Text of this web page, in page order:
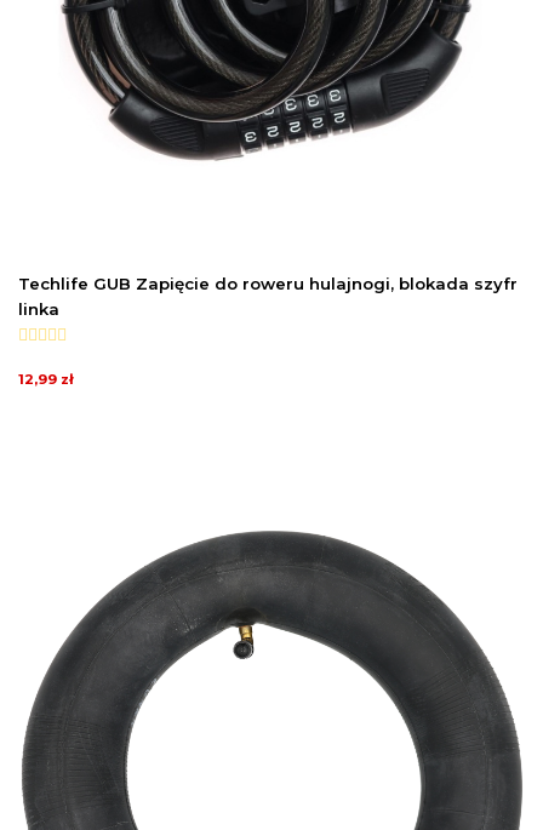
Techlife GUB Zapięcie do roweru hulajnogi, blokada szyfr
linka
12,99 zł